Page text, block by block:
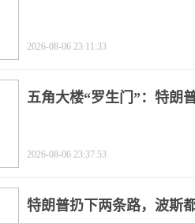
2026-08-06 23:11:33
五角大楼“罗生门”：特朗
2026-08-06 23:37:53
特朗普扔下两条路，波斯